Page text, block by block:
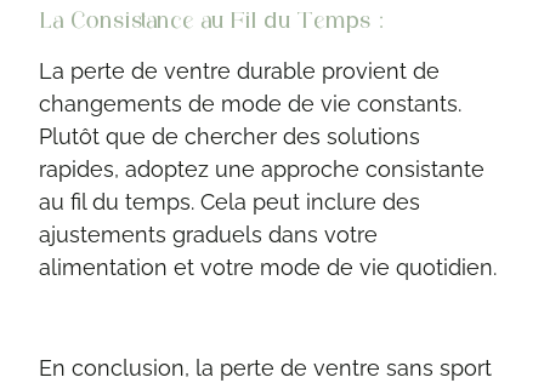
La Consistance au Fil du Temps :
La perte de ventre durable provient de
changements de mode de vie constants.
Plutôt que de chercher des solutions
rapides, adoptez une approche consistante
au fil du temps. Cela peut inclure des
ajustements graduels dans votre
alimentation et votre mode de vie quotidien.
En conclusion, la perte de ventre sans sport